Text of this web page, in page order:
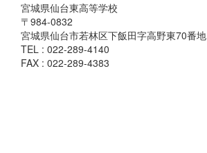
宮城県仙台東高等学校
〒984-0832
宮城県仙台市若林区下飯田字高野東70番地
TEL : 022-289-4140
FAX : 022-289-4383